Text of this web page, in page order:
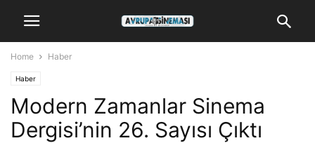
Home Haber
Haber
Modern Zamanlar Sinema
Dergisi’nin 26. Sayısı Çıktı